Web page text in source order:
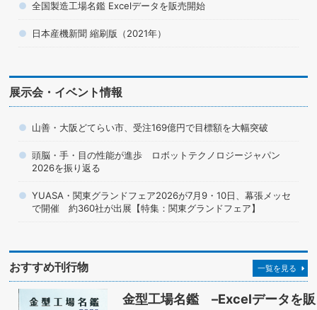
全国製造工場名鑑 Excelデータを販売開始
日本産機新聞 縮刷版（2021年）
展示会・イベント情報
山善・大阪どてらい市、受注169億円で目標額を大幅突破
頭脳・手・目の性能が進歩 ロボットテクノロジージャパン
2026を振り返る
YUASA・関東グランドフェア2026が7月9・10日、幕張メッセ
で開催 約360社が出展【特集：関東グランドフェア】
おすすめ刊行物 一覧を見る
金型工場名鑑 –Excelデータを販